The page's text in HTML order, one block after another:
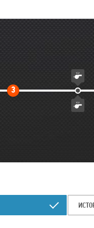
3Третий